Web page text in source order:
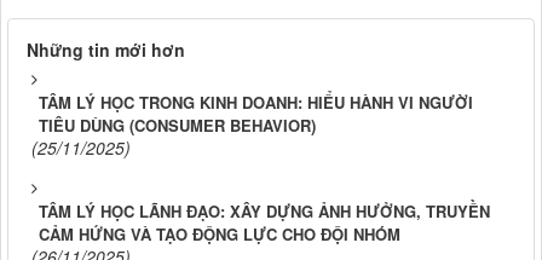
Những tin mới hơn
TÂM LÝ HỌC TRONG KINH DOANH: HIỂU HÀNH VI NGƯỜI
TIÊU DÙNG (CONSUMER BEHAVIOR)
(25/11/2025)
TÂM LÝ HỌC LÃNH ĐẠO: XÂY DỰNG ẢNH HƯỞNG, TRUYỀN
CẢM HỨNG VÀ TẠO ĐỘNG LỰC CHO ĐỘI NHÓM